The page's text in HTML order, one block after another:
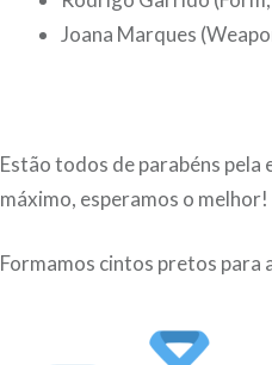
Joana Marques
Estão todos de parabéns pela
máximo, esperamos o melhor!
Formamos cintos pretos para